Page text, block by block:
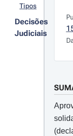
Tipos
Decisões
Judiciais